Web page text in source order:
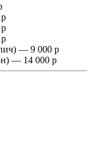
— 9 000 р
— 14 000 р